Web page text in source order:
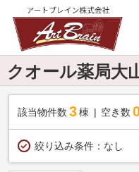
クオール薬局大
該当物件数 3棟 空き数
絞り込み条件： なし